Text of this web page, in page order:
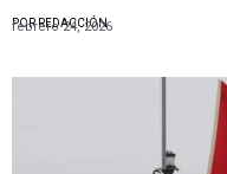
POR REDACCIÓN
febrero 24, 2026